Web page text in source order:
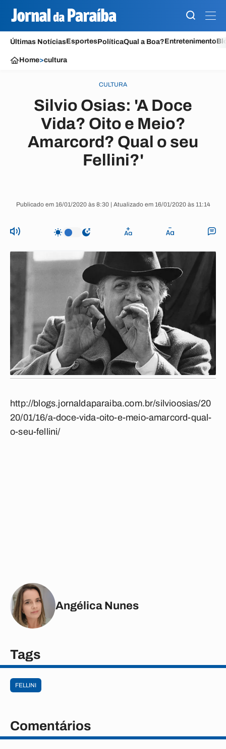
Últimas NotíciasEsportesPolíticaQual a Boa?Entretenimento
Home>cultura
CULTURA
Silvio Osias: 'A Doce
Vida? Oito e Meio?
Amarcord? Qual o seu
Fellini?'
Publicado em 16/01/2020 às 8:30 | Atualizado em 16/01/2020 às 11:14
http://blogs.jornaldaparaiba.com.br/silvioosias/20
20/01/16/a-doce-vida-oito-e-meio-amarcord-qual-
o-seu-fellini/
Angélica Nunes
Tags
FELLINI
Comentários